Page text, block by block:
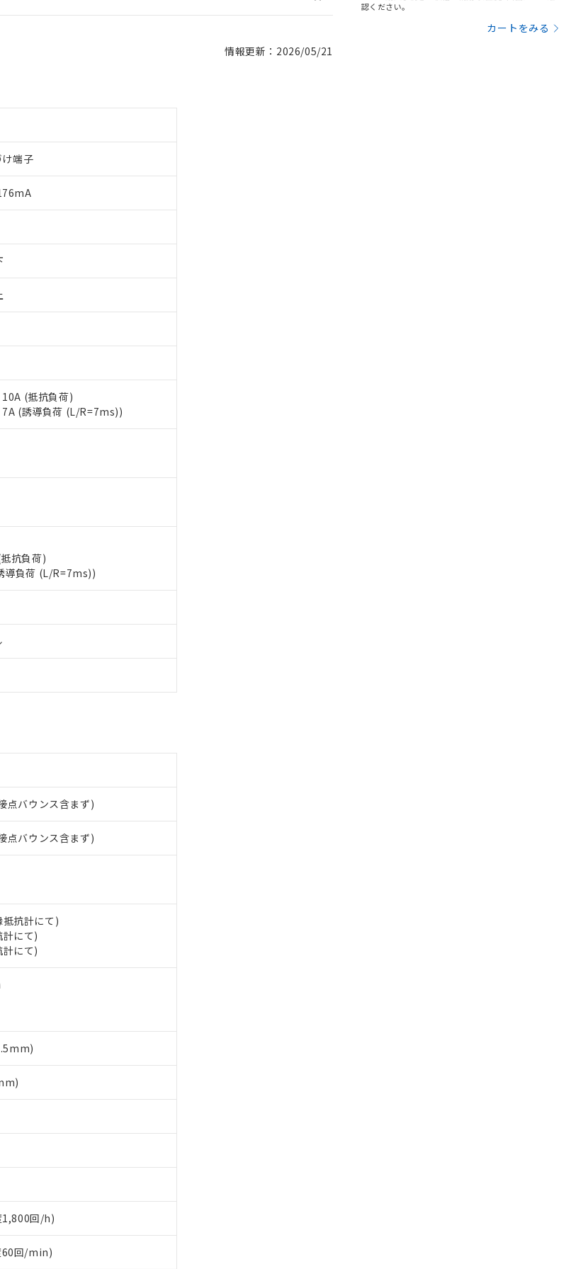
情報更新：2026/05/21
け端子
10A (抵抗負荷)
7A (誘導負荷 (L/R=7ms))
抗負荷)
導負荷 (L/R=7ms))
点バウンス含まず)
点バウンス含まず)
抗計にて)
にて)
にて)
1,800回/h)
60回/min)
認ください。
カートをみる
機器事業取扱商品の当社在庫状況および標準価格(税抜)を提供させていただ
価格はお客様のお取引先、またはお客様担当のオムロン制御機器販売店・
さい。
当社販売拠点は「
果を当社の事前の承諾なく第三者に漏洩または開示しないようお願いしま
ト作成サービス）をご利用いただくには、I-Webメンバーズにご登録され
で当社にご登録された部品リストについて、当社および当社の共同利用者
に関するお客様との取引・商談に必要な範囲で利用することをご了承くだ
、"個人情報の共同利用に関して"
10物質）の非含有に対応した製品が提供可能な商品です。
物質）の非含有に対応した製品に切り替える予定のある商品です。
10物質）の非含有に非対応の商品で、対応品を出す予定はありません。
10物質）の非含有の対応状況を調査中または確認中の商品です。
形物で、有害物質有無と関係のない商品です。
部品としていたものが、含有品と判明した場合などやむを得ず変更すること
以下、 カドミウム(Cd) 100ppm以下、
より、予定月が前後することがあります。
ド
ードすることができます。
有証明書
準）
を証明するもので、過去に遡って非含有を証明するものではありません。
ステル類４物質の対応では、対応完了までの期間は出荷製品に未対応品が
日を記載しておりました。
替を完了していることから、特段のことがない限り、2022年1月12日よ
中国RoHSの基準値以下であることを示します。
中国RoHSの基準値を超えていることを示します。
部門へお問い合わせください。
フタル酸ジイソブチル) : 1000ppm、 BBP(フタル酸ブチルベンジル) : 1000ppm、
すべてが基準値以下であることを示します。
いて有害物質が外部に漏えいし、環境に深刻な影響を及ぼさない年数を意
門へお問い合わせください。
のうち、外国為替および外国貿易法に定める商品（以下｢規制貨物等」とい
提供する場合は、日本国政府の輸出許可(または役務取引許可)を取得する
、ミサイル、化学兵器、生物兵器またはその他武器並びにこれらの製造装
ん。
に販売する場合は、上記1、2および3の内容を当該第三者に通知します。
販売に係わる関係者が違法に輸出するおそれがある場合は、取り引きをい
り
在庫あり
状況については、お客様のお取引先、またはお客様担当のオムロン制御
員にご確認ください)